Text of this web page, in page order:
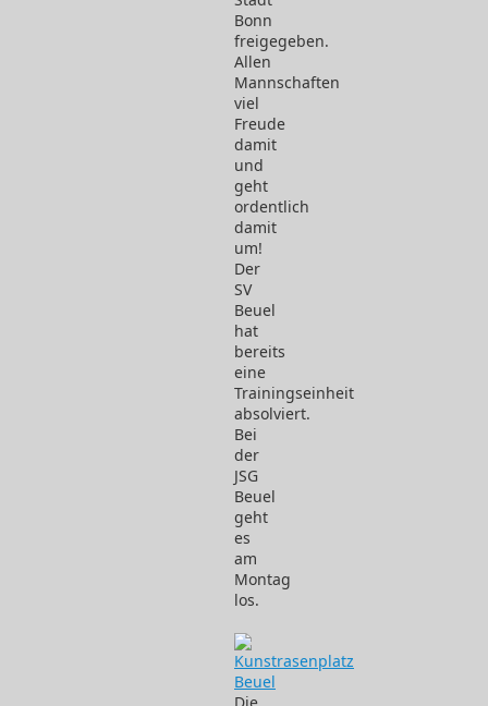
Bonn
freigegeben.
Allen
Mannschaften
viel
Freude
damit
und
geht
ordentlich
damit
um!
Der
SV
Beuel
hat
bereits
eine
Trainingseinheit
absolviert.
Bei
der
JSG
Beuel
geht
es
am
Montag
los.